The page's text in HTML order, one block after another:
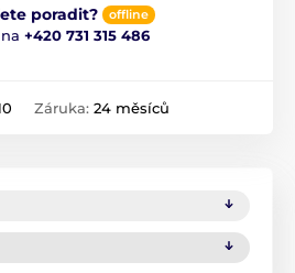
poradit? offline
+420 731 315 486
Záruka: 24 měsíců